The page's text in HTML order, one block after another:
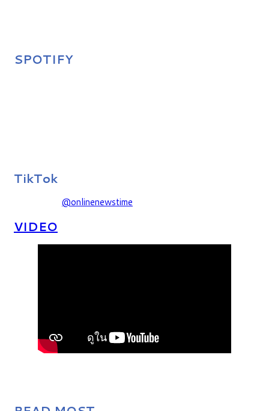
SPOTIFY
TikTok
@onlinenewstime
VIDEO